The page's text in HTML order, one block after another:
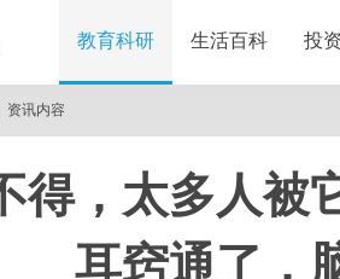
教育科研 生活百科 投
资讯内容
得，太多人被
耳窍通了，